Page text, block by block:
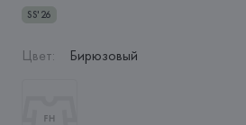
SS'26
Цвет: Бирюзовый